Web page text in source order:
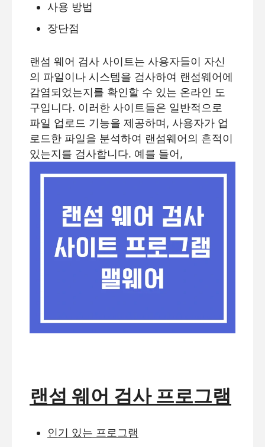
사용 방법
장단점
랜섬 웨어 검사 사이트는 사용자들이 자신
의 파일이나 시스템을 검사하여 랜섬웨어에
감염되었는지를 확인할 수 있는 온라인 도
구입니다. 이러한 사이트들은 일반적으로
파일 업로드 기능을 제공하며, 사용자가 업
로드한 파일을 분석하여 랜섬웨어의 흔적이
있는지를 검사합니다. 예를 들어,
랜섬 웨어 검사 프로그램
인기 있는 프로그램